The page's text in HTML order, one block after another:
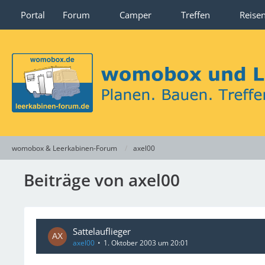
Portal Forum Camper Treffen
womobox & Leerkabinen-Forum axel00
Beiträge von axel00
Sattelauflieger
axel00 1. Oktober 2003 um 20:01